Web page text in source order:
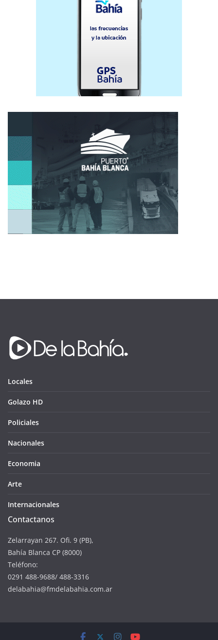
Locales
Golazo HD
Policiales
Nacionales
Economia
Arte
Internacionales
Contactanos
Zelarrayan 267. Ofi. 9 (PB),
Bahía Blanca CP (8000)
Teléfono:
0291 488-9688/ 488-3316
delabahia@fmdelabahia.com.ar